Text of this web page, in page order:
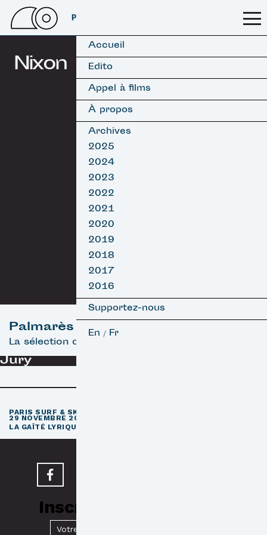
PSSFF 2026
Accueil
Edito
Appel à films
À propos
Archives
2025
2024
2023
2022
2021
2020
2019
2018
2017
2016
Supportez-nous
En / Fr
Nixon
Palmarès
La sélection officielle
Jury
PARIS SURF & SKATEBOARD FILM FESTIVAL
29 NOVEMBRE 2026
LA GAÎTÉ LYRIQUE · PARIS 3
Inscrivez-vous à notre